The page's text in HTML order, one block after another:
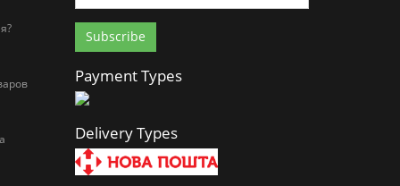
Payment Types
Delivery Types